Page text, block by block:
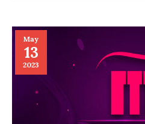
May
13
2023